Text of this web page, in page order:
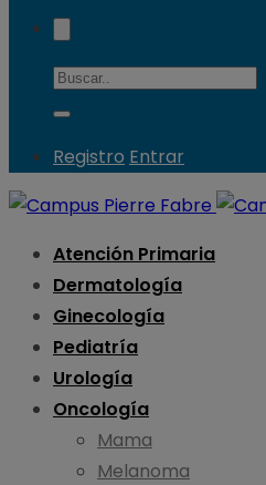
Registro Entrar
Atención Primaria
Dermatología
Ginecología
Pediatría
Urología
Oncología
Mama
Melanoma